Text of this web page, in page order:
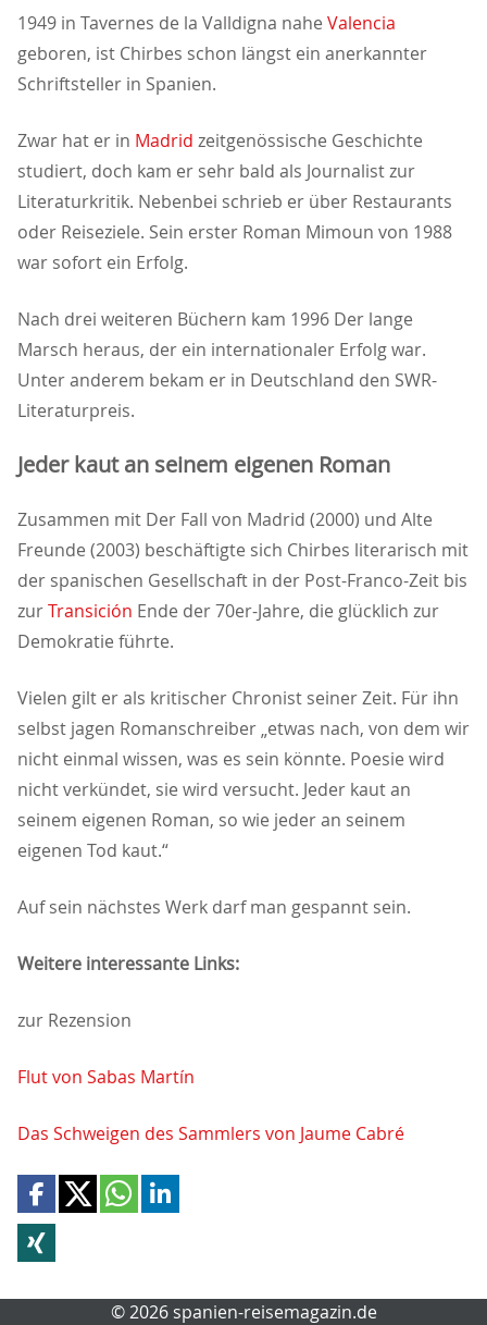
1949 in Tavernes de la Valldigna nahe Valencia
geboren, ist Chirbes schon längst ein anerkannter
Schriftsteller in Spanien.
Zwar hat er in Madrid zeitgenössische Geschichte
studiert, doch kam er sehr bald als Journalist zur
Literaturkritik. Nebenbei schrieb er über Restaurants
oder Reiseziele. Sein erster Roman Mimoun von 1988
war sofort ein Erfolg.
Nach drei weiteren Büchern kam 1996 Der lange
Marsch heraus, der ein internationaler Erfolg war.
Unter anderem bekam er in Deutschland den SWR-
Literaturpreis.
Jeder kaut an seinem eigenen Roman
Zusammen mit Der Fall von Madrid (2000) und Alte
Freunde (2003) beschäftigte sich Chirbes literarisch mit
der spanischen Gesellschaft in der Post-Franco-Zeit bis
zurTransición Ende der 70er-Jahre, die glücklich zur
Demokratie führte.
Vielen gilt er als kritischer Chronist seiner Zeit. Für ihn
selbst jagen Romanschreiber „etwas nach, von dem wir
nicht einmal wissen, was es sein könnte. Poesie wird
nicht verkündet, sie wird versucht. Jeder kaut an
seinem eigenen Roman, so wie jeder an seinem
eigenen Tod kaut.“
Auf sein nächstes Werk darf man gespannt sein.
Weitere interessante Links:
zur Rezension
Flut von Sabas Martín
Das Schweigen des Sammlers von Jaume Cabré
© 2026 spanien-reisemagazin.de